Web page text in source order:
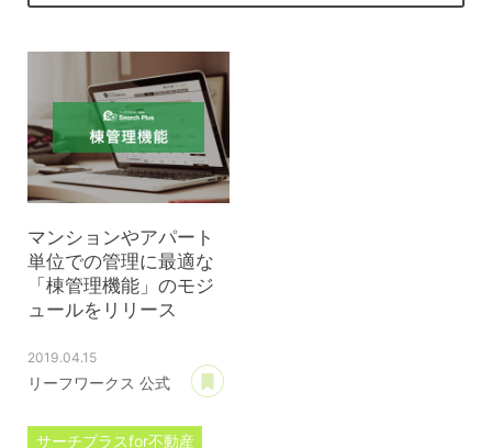
マンションやアパート
単位での管理に最適な
「棟管理機能」のモジ
ュールをリリース
2019.04.15
リーフワークス 公式
サーチプラスfor不動産